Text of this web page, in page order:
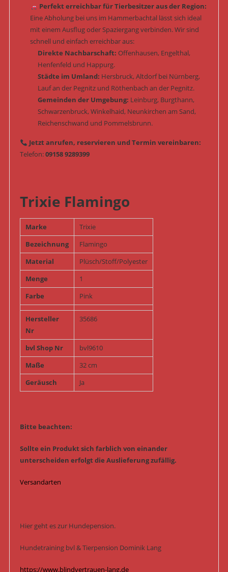
Perfekt erreichbar für Tierbesitzer aus der Region:
Eine Abholung bei uns im Hammerbachtal lässt sich ideal
mit einem Ausflug oder Spaziergang verbinden. Wir sind
schnell und einfach erreichbar aus:
Direkte Nachbarschaft: Offenhausen, Engelthal,
Henfenfeld und Happurg.
Städte im Umland: Hersbruck, Altdorf bei Nürnberg,
Lauf an der Pegnitz und Röthenbach an der Pegnitz.
Gemeinden der Umgebung: Leinburg, Burgthann,
Schwarzenbruck, Winkelhaid, Neunkirchen am Sand,
Reichenschwand und Pommelsbrunn.
Jetzt anrufen, reservieren und Termin vereinbaren:
Telefon:09158 9289399
Trixie Flamingo
Marke
Trixie
Bezeichnung
Flamingo
Material
Plüsch/Stoff/Polyester
Menge
1
Farbe
Pink
Hersteller
Nr
35686
bvl Shop Nr
bvl9610
Maße
32 cm
Geräusch
Ja
Bitte beachten:
Sollte ein Produkt sich farblich von einander
unterscheiden erfolgt die Auslieferung zufällig.
Versandarten
Hier geht es zur Hundepension.
Hundetraining bvl & Tierpension Dominik Lang
https://www.blindvertrauen-lang.de